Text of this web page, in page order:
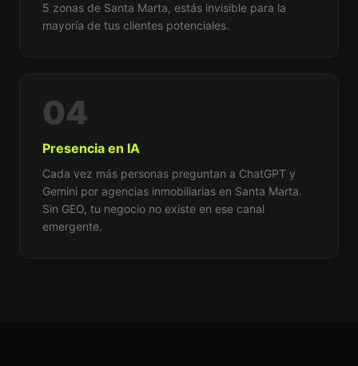
5 zonas de Santa Marta, estás invisible para la
mayoría de tus clientes potenciales.
04
Presencia en IA
Cada vez más personas preguntan a ChatGPT y
Gemini por agencias inmobiliarias en Santa Marta.
Sin GEO, tu negocio no existe en ese canal
emergente.